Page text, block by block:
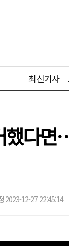
최신기사
했다
2023-12-27 22:45:14